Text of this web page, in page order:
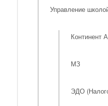
Управление
Континент
МЗ
ЭДО